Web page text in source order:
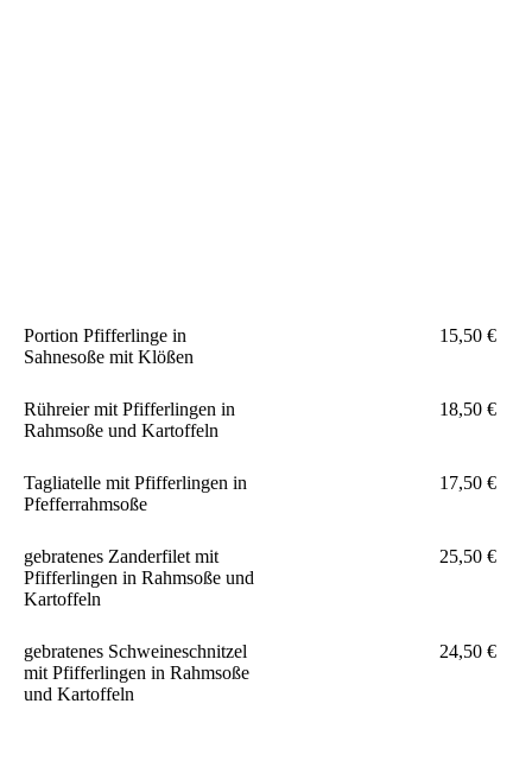
Portion Pfifferlinge in
Sahnesoße mit Klößen
15,50 €
Rühreier mit Pfifferlingen in
Rahmsoße und Kartoffeln
18,50 €
Tagliatelle mit Pfifferlingen in
Pfefferrahmsoße
17,50 €
gebratenes Zanderfilet mit
Pfifferlingen in Rahmsoße und
Kartoffeln
25,50 €
gebratenes Schweineschnitzel
mit Pfifferlingen in Rahmsoße
und Kartoffeln
24,50 €